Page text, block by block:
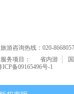
旅游咨询热线：020-
服务项目：
省内游
ICP备09165496号-1